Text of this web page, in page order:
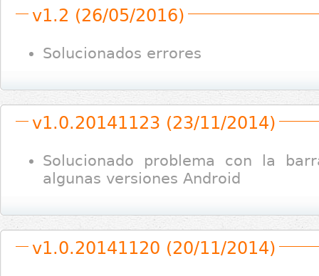
v1.2 (26/05/2016)
Solucionados errores
v1.0.20141123 (23/11/2014)
Solucionado problema con la
algunas versiones Android
v1.0.20141120 (20/11/2014)